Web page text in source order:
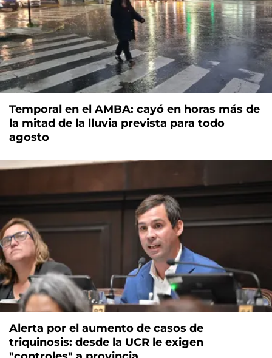
Temporal en el AMBA: cayó en horas más de
la mitad de la lluvia prevista para todo
agosto
Alerta por el aumento de casos de
triquinosis: desde la UCR le exigen